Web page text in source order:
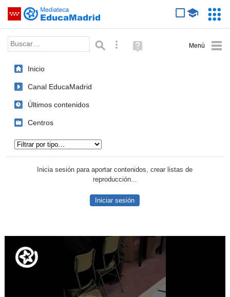
Saltar navegación
Palabra o frase: Búsqueda avanzada
Ayuda
(en
Inicio
Canal EducaMadrid
Últimos contenidos
Centros
Inicia sesión para aportar contenidos, crear listas de
reproducción...
Iniciar sesión